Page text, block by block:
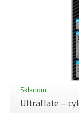
Skladom
Ultraflate –